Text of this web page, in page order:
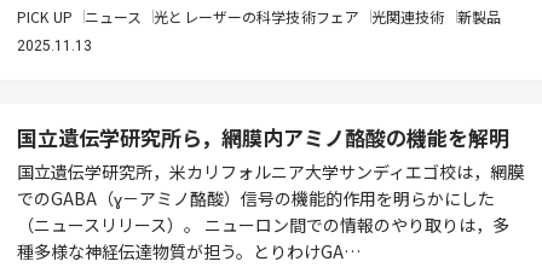
PICK UP ニュース 光とレーザーの科学技術フェア 光関連技術 新製品
2025.11.13
国立遺伝学研究所ら，網膜内アミノ酪酸の機能を解明
国立遺伝学研究所，米カリフォルニア大学サンディエゴ校は，網膜
でのGABA（ɣ－アミノ酪酸）信号の機能的作用を明らかにした
（ニュースリリース）。 ニューロン間での情報のやり取りは，多
種多様な神経伝達物質が担う。とりわけGA…